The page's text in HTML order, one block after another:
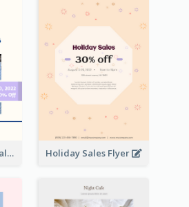
Father's day Special Sale Flyer Holiday Sales Flyer